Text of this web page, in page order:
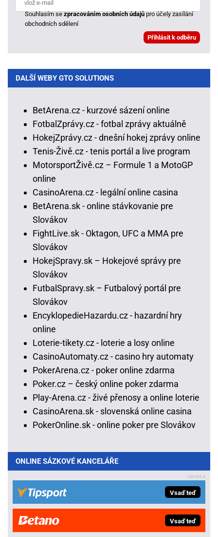
Souhlasím sezpracováním osobních údajůpro účely zasílání
obchodních sdělení
DALŠÍ WEBY GTO SOLUTIONS
BetArena.cz - kurzové sázení online
FotbalZprávy.cz - fotbal zprávy aktuálně
HokejZprávy.cz - dnešní hokej zprávy online
Tenis-Živě.cz - tenis portál a live program
MotorsportŽivě.cz – Formule 1 a MotoGP
online
CasinoArena.cz - legální online casina
BetArena.sk - online stávkovanie pre
Slovákov
FightLive.sk - Oktagon, UFC a MMA pre
Slovákov
HokejSpravy.sk – Hokejové správy pre
Slovákov
FutbalSpravy.sk – Futbalový portál pre
Slovákov
EncyklopedieHazardu.cz - hazardní hry
online
Loterie-tikety.cz - loterie a losy online
CasinoAutomaty.cz - casino hry automaty
PokerArena.cz - poker online zdarma
Poker.cz – český online poker zdarma
Play-Arena.cz - živé přenosy a online loterie
CasinoArena.sk - slovenská online casina
PokerOnline.sk - online poker pre Slovákov
ONLINE SÁZKOVÉ KANCELÁŘE
Vsaď teď
Vsaď teď